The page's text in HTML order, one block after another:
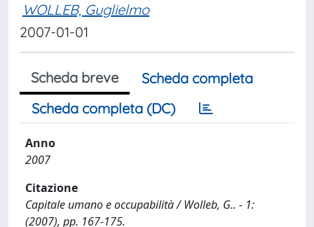
WOLLEB, Guglielmo
2007-01-01
Scheda breve
Scheda completa
Scheda completa (DC)
Anno
2007
Citazione
Capitale umano e occupabilità / Wolleb, G.. - 1:
(2007), pp. 167-175.